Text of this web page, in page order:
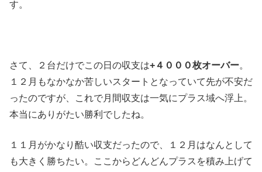
す。
さて、２台だけでこの日の収支は+４０００枚オーバー。
１２月もなかなか苦しいスタートとなっていて先が不安だ
ったのですが、これで月間収支は一気にプラス域へ浮上。
本当にありがたい勝利でしたね。
１１月がかなり酷い収支だったので、１２月はなんとして
も大きく勝ちたい。ここからどんどんプラスを積み上げて